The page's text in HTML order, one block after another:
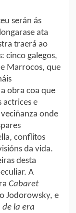
serán ás
ata
traerá ao
cinco galegos,
Marrocos, que
a obra coa que
actrices e
onde
conflitos
da vida.
desta
A
Cabaret
Jodorowsky, e
de la era